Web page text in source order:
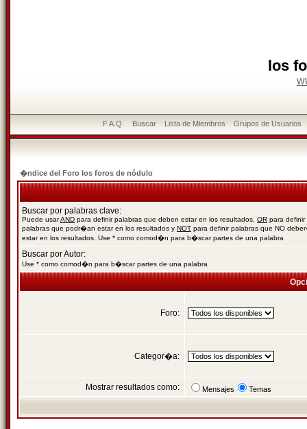
los
F.A.Q. Buscar Lista de Miembros Grupos de Usuarios
�ndice del Foro los foros de nódulo
Buscar por palabras clave:
Puede usarAND para definir palabras que deben estar en los resultados, OR para definir
palabras que podr�an estar en los resultados y NOT para definir palabras que NO
estar en los resultados. Use * como comod�n para b�scar partes de una palabra
Buscar por Autor:
Use * como comod�n para b�scar partes de una palabra
Foro:
Categor�a:
Mostrar resultados como: Mensajes Temas